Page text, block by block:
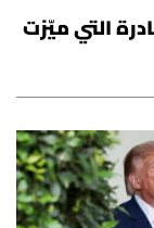
التي ميّزت